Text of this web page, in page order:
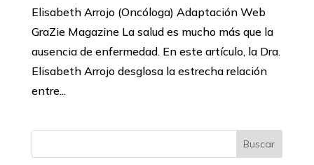
Elisabeth Arrojo (Oncóloga) Adaptación Web
GraZie Magazine La salud es mucho más que la
ausencia de enfermedad. En este artículo, la Dra.
Elisabeth Arrojo desglosa la estrecha relación
entre...
Buscar